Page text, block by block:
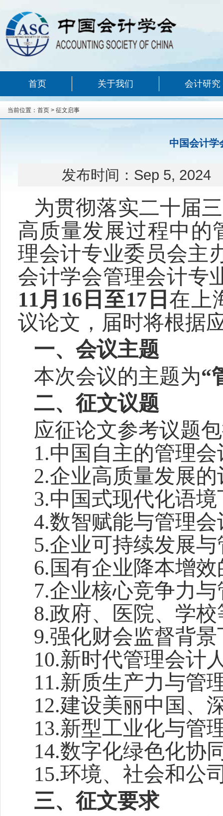
首页 关于我们 会计研究
当前位置： 首页 > 征文启事
中国会计学
发布时间： Sep 5, 2024
为贯彻落实二十届
高质量发展过程中的
理会计专业委员会主
会计学会管理会计专
11月16日至17日 在上
议论文，届时将根据
一、会议主题
本次会议的主题为“
二、征文议题
应征论文参考议题
1.中国自主的管理
2.企业高质量发展
3.中国式现代化语
4.数智赋能与管理
5.企业可持续发展
6.国有企业降本增
7.企业核心竞争力
8.政府、医院、学
9.强化财会监督背
10.新时代管理会计
11.新质生产力与管
12.建设美丽中国、
13.新型工业化与管
14.数字化绿色化协
15.环境、社会和公
三、征文要求